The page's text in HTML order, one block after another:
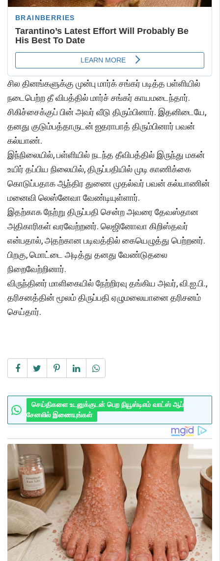
சில தினங்களுக்கு முன்பு மார்க் சங்கர் படித்த பள்ளியில்
நடைபெற்ற தீ விபத்தில் மார்ச் சங்கர் காயமடைந்தார்.
சிகிச்சைக்குப் பின் அவர் வீடு திரும்பினார். இதனிடையே,
தனது குடும்பத்தாருடன் ஐதராபாத் திரும்பினார் பவன்
கல்யாண்.
இந்நிலையில், பள்ளியில் நடந்த தீவிபத்தில் இருந்து மகன்
உயிர் தப்பிய நிலையில், திருப்பதியில் முடி காணிக்கை
கொடுப்பதாக ஆந்திர துணை முதல்வர் பவன் கல்யாணின்
மனைவி லெஸ்னேவா வேண்டியுள்ளார்.
இதற்காக நேற்று திருப்பதி சென்ற அவரை தேவஸ்தான
அதிகாரிகள் வரவேற்றனர். லெஜினோவா கிறிஸ்தவர்
என்பதால், அதற்கான படிவத்தில் கையெழுத்து பெற்றனர்.
பிறகு, மொட்டை அடித்து தனது வேண்டுதலை
நிறைவேற்றினார்.
விருந்தினர் மாளிகையில் நேற்றிரவு தங்கிய அவர், வி.ஐ.பி.,
தரிசனத்தின் மூலம் திருப்பதி ஏழுமலையானை தரிசனம்
செய்தார்.
செய்திகளை உடனுக்குடன் பெற நியூஸ்டிஎம் வாட்ஸ் ஆப்
சேனலில் இணையுங்கள்